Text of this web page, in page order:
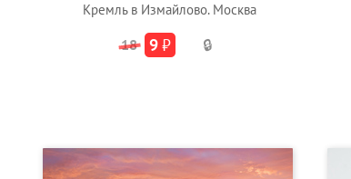
Кремль в Измайлово. Москва
18 9₽ 🔒